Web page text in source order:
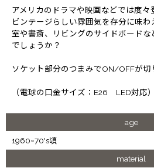
アメリカのドラマや映画などでは度々
ビンテージらしい雰囲気を存分に味
室や書斎、リビングのサイドボード
でしょうか？
ソケット部分のつまみでON/OFFが切
（電球の口金サイズ：E26 LED対応）
age
1960~70's頃
material